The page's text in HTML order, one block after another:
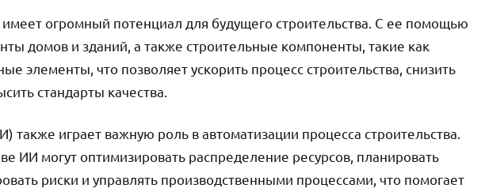
огромный потенциал для будущего строительства. С ее помощью
домов и зданий, а также строительные компоненты, такие как
элементы, что позволяет ускорить процесс строительства, снизить
стандарты качества.
также играет важную роль в автоматизации процесса строительства.
ИИ могут оптимизировать распределение ресурсов, планировать
риски и управлять производственными процессами, что помогает